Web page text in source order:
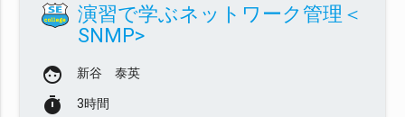
演習で学ぶネットワーク管理＜
SNMP>
face 新谷 泰英
timer 3時間